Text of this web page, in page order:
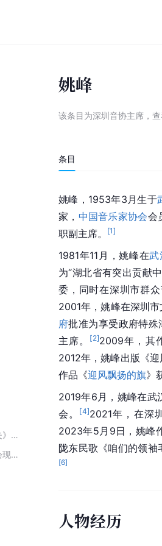
歌曲《中国真功夫》的主要创作者
广东省音乐家协会现任成员
姚峰
该条目为深圳音协主席 ，
条目
姚峰，1953年3月生于
家 ， 中国音乐家协会会
职副主席。
[1]
1981年11月，姚峰在武
为“湖北省有突出贡献
委，同时在深圳市群
2001年，姚峰在深圳
府批准为享受政府特殊
主席。
[2]2009年，其
2012年，姚峰出版《迎
作品《迎风飘扬的旗》
2019年6月，姚峰在武
会。
[4]2021年，在深
2023年5月9日，姚峰
陇东民歌《咱们的领袖
[6]
人物经历